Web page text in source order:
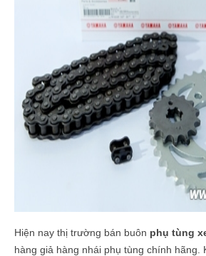
Hiện nay thị trường bán buôn phụ tùng
hàng giả hàng nhái phụ tùng chính hãng.